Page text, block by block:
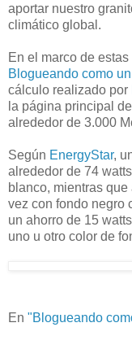
aportar nuestro
climático global.
En el marco de
Blogueando como
cálculo realizado por
la página principal de
alrededor de 3.000
Según EnergyStar,
alrededor de 74
blanco, mientras
vez con fondo negro
un ahorro de 15
uno u otro color de
En "Blogueando